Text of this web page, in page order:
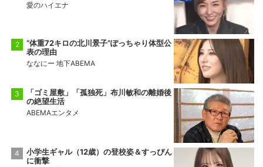
愛のハイエナ
“体重72キロの北川景子”ぽっちゃり体型公
表の理由
ななにー 地下ABEMA
「ゴミ屋敷」「孤独死」布川敏和の離婚後
の絶望生活
ABEMAエンタメ
小学生ギャル（12歳）の登校姿＆すっぴん
に衝撃